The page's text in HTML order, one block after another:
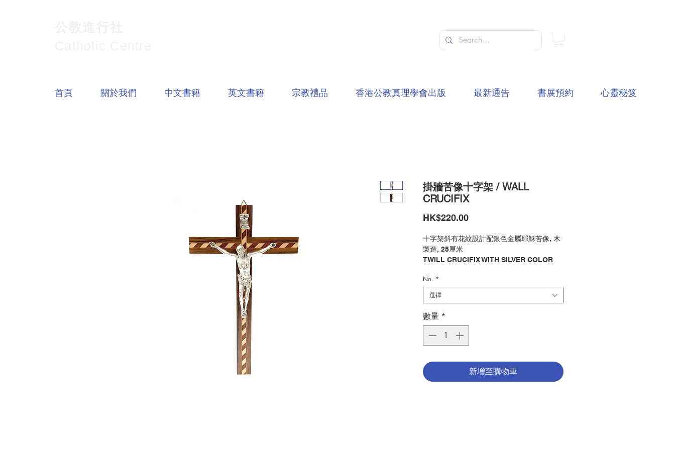
掛牆苦像十字架 / WALL
CRUCIFIX
HK$220.00價
十字架斜有花紋設計配銀色金屬耶穌苦像, 木
製造, 25厘米
TWILL CRUCIFIX WITH SILVER COLOR
WOOD, CM25
分類：十字架 / 掛牆
Category : CRUCIFIX / WALL
No. 1044000074
No. *
選擇
數量 *
新增至購物車
首頁 關於我們 中文書籍 英文書籍 宗教禮品 香港公教真理學會出版 最新通告 書展預約 心靈秘笈